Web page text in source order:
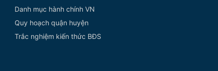
Danh mục hành chính VN
Quy hoạch quận huyện
Trắc nghiệm kiến thức BĐS